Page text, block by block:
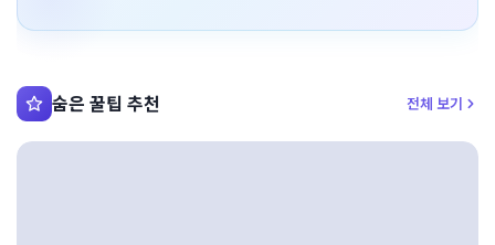
숨은 꿀팁 추천 전체 보기